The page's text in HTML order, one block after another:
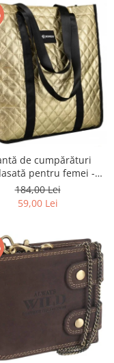
de cumpărături
pentru femei -
PTR-RSPV-001P-5277
GOLD
184,00 Lei
59,00 Lei